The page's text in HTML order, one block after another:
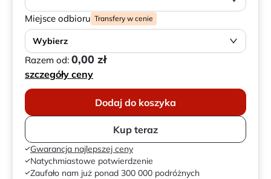
Miejsce odbioru Transfery w cenie
Wybierz
Razem od: 0,00 zł
szczegóły ceny
Dodaj do koszyka
Kup teraz
Gwarancja najlepszej ceny
Natychmiastowe potwierdzenie
Zaufało nam już ponad 300 000 podróżnych